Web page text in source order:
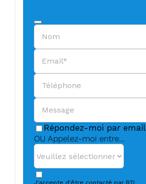
Contact
Email *
Répondez-moi par email
OU Appelez-moi entre...